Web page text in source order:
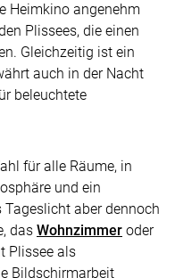
Heimkino angenehm
Plissees, die einen
Gleichzeitig ist ein
auch in der Nacht
beleuchtete
für alle Räume, in
und ein
aber dennoch
das Wohnzimmer oder
Plissee als
Bildschirmarbeit